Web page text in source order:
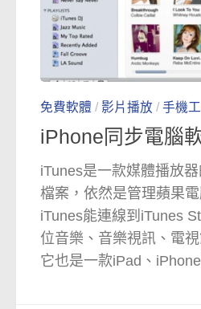
免費軟體 / 影片播放 / 手機
iPhone同步電腦
iTunes是一款媒體播放
檔案，依然是管理蘋果
iTunes能連線到iTunes
位音樂、音樂視訊、電
它也是一款iPad、